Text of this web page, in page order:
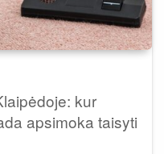
kur
apsimoka taisyti